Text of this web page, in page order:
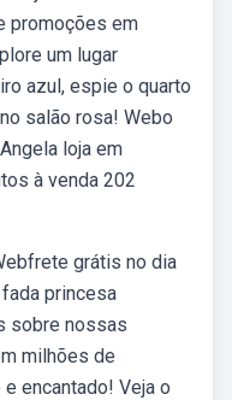
promoções em
um lugar
azul, espie o quarto
salão rosa! Webo
loja em
à venda 202
grátis no dia
princesa
sobre nossas
milhões de
encantado! Veja o